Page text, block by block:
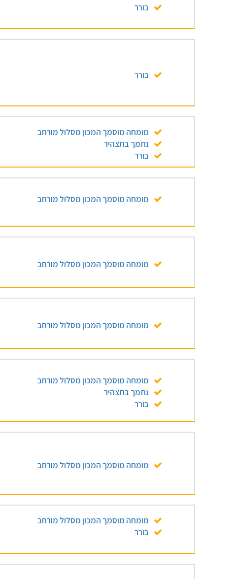
בורר
בורר
מומחה מוסמך המכון מסלול מורחב
נתמך בתצהיר
בורר
מומחה מוסמך המכון מסלול מורחב
מומחה מוסמך המכון מסלול מורחב
מומחה מוסמך המכון מסלול מורחב
מומחה מוסמך המכון מסלול מורחב
נתמך בתצהיר
בורר
מומחה מוסמך המכון מסלול מורחב
מומחה מוסמך המכון מסלול מורחב
בורר